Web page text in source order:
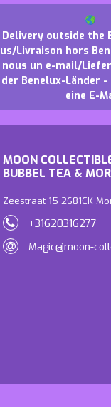
Delivery outside the
us/Livraison hors
nous un e-mail/
der Benelux-Länder -
eine E-
MOON
BUBBEL TEA &
Zeestraat 15 2681CK
+31620316277
Magic@moon-